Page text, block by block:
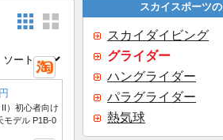
円
）初心者向け
モデル P1B-0
スカイスポーツ
スカイダイビング
グライダー
ハングライダー
パラグライダー
熱気球